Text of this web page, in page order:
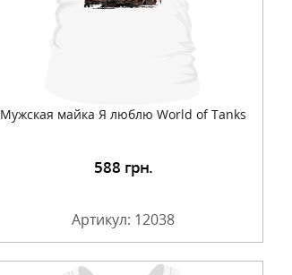
Мужская майка Я люблю World of Tanks
588 грн.
Артикул: 12038